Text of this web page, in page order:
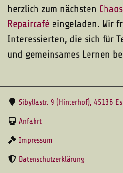
herzlich zum nächsten
Repaircafé eingeladen. Wir
Interessierten, die sich für
und gemeinsames Lernen
Sibyllastr. 9 (Hinterhof), 45136
Anfahrt
Impressum
Datenschutzerklärung